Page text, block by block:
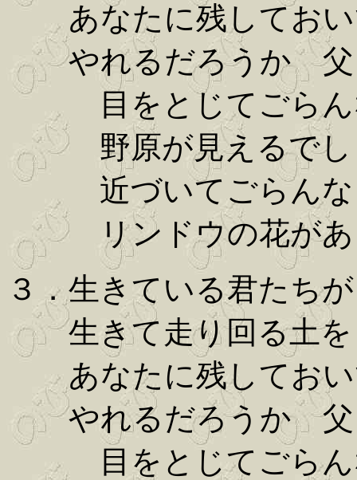
あなたに残してお
やれるだろうか 父
目をとじてごらん
野原が見えるでし
近づいてごらんな
リンドウの花があ
３．生きている君たちが
生きて走り回る土を
あなたに残してお
やれるだろうか 父
目をとじてごらん